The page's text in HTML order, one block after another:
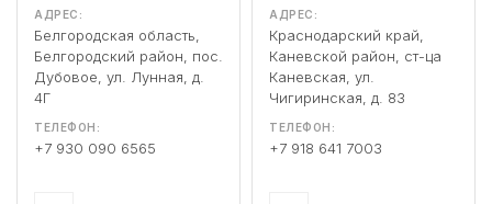
АДРЕС:
Белгородская область,
Белгородский район, пос.
Дубовое, ул. Лунная, д.
4Г
ТЕЛЕФОН:
+7 930 090 6565
АДРЕС:
Краснодарский край,
Каневской район, ст-ца
Каневская, ул.
Чигиринская, д. 83
ТЕЛЕФОН:
+7 918 641 7003